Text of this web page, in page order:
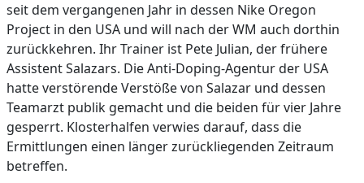
seit dem vergangenen Jahr in dessen Nike Oregon
Project in den USA und will nach der WM auch dorthin
zurückkehren. Ihr Trainer ist Pete Julian, der frühere
Assistent Salazars. Die Anti-Doping-Agentur der USA
hatte verstörende Verstöße von Salazar und dessen
Teamarzt publik gemacht und die beiden für vier Jahre
gesperrt. Klosterhalfen verwies darauf, dass die
Ermittlungen einen länger zurückliegenden Zeitraum
betreffen.